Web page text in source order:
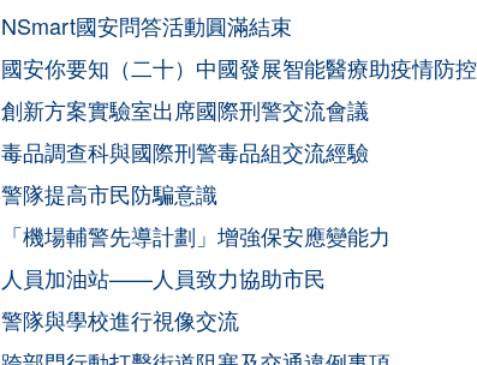
NSmart國安問答活動圓滿結束
國安你要知（二十）中國發展智能醫療助疫情防控
創新方案實驗室出席國際刑警交流會議
毒品調查科與國際刑警毒品組交流經驗
警隊提高市民防騙意識
「機場輔警先導計劃」增強保安應變能力
人員加油站——人員致力協助市民
警隊與學校進行視像交流